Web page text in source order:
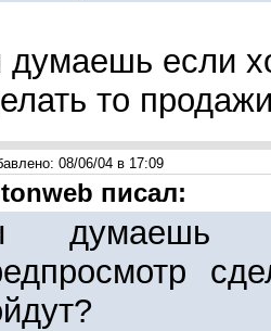
думаешь если
то
08/06/04 в 17:09
писал:
думаешь